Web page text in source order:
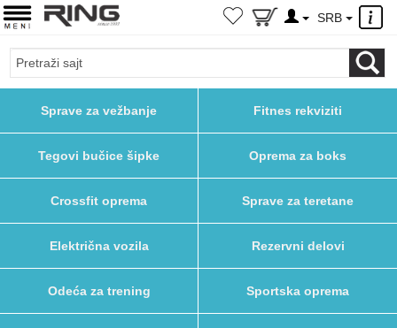
×
SRB
Sprave za vežbanje Fitnes rekviziti
Tegovi bučice šipke Oprema za boks
Crossfit oprema Sprave za teretane
Električna vozila Rezervni delovi
Odeća za trening Sportska oprema